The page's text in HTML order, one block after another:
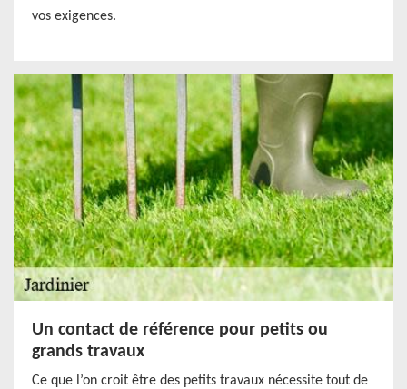
vos exigences.
Un contact de référence pour petits ou
grands travaux
Ce que l’on croit être des petits travaux nécessite tout de